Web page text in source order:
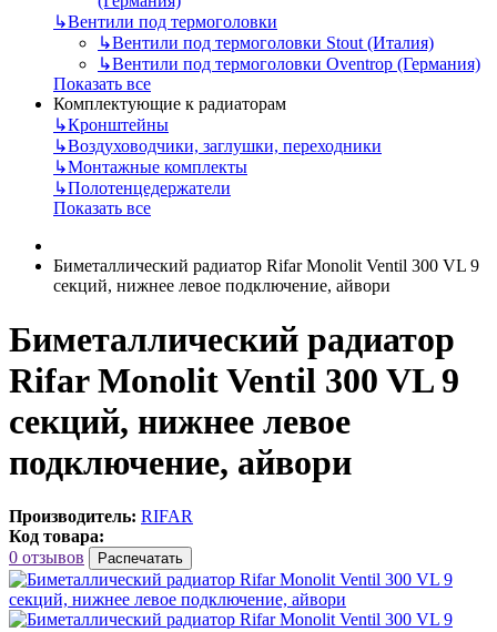
↳Вентили под термоголовки
↳Вентили под термоголовки Stout (Италия)
↳Вентили под термоголовки Oventrop (Германия)
Показать все
Комплектующие к радиаторам
↳Кронштейны
↳Воздуховодчики, заглушки, переходники
↳Монтажные комплекты
↳Полотенцедержатели
Показать все
Биметаллический радиатор Rifar Monolit Ventil 300 VL 9
секций, нижнее левое подключение, айвори
Биметаллический радиатор
Rifar Monolit Ventil 300 VL 9
секций, нижнее левое
подключение, айвори
Производитель: RIFAR
Код товара:
0 отзывов
Распечатать